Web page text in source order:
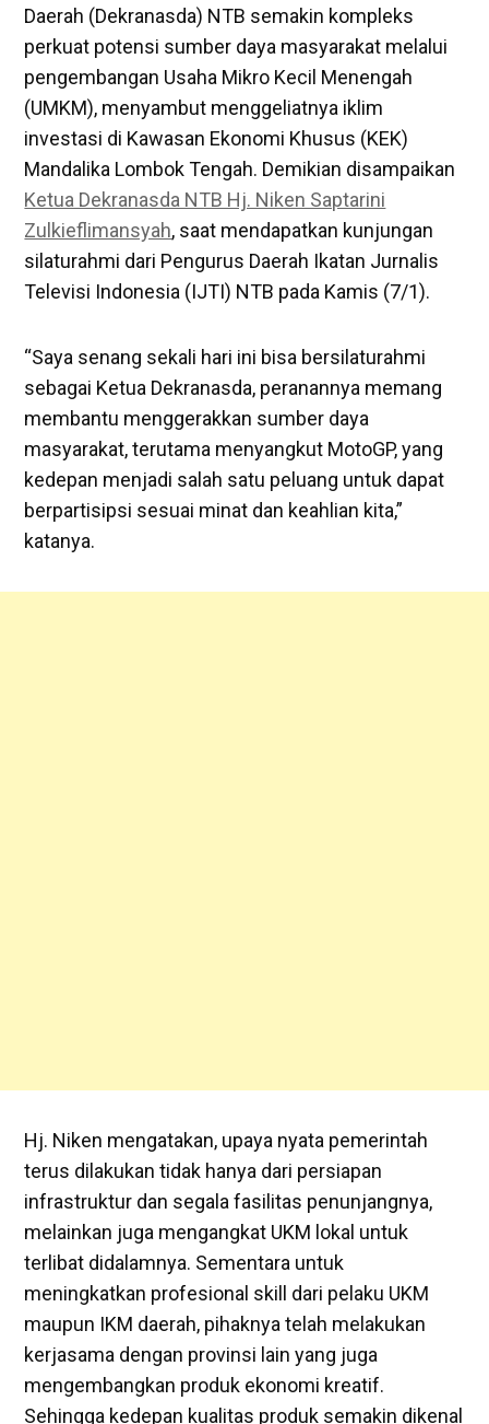
Daerah (Dekranasda) NTB semakin kompleks
perkuat potensi sumber daya masyarakat melalui
pengembangan Usaha Mikro Kecil Menengah
(UMKM), menyambut menggeliatnya iklim
investasi di Kawasan Ekonomi Khusus (KEK)
Mandalika Lombok Tengah. Demikian disampaikan
Ketua Dekranasda NTB Hj. Niken Saptarini
Zulkieflimansyah, saat mendapatkan kunjungan
silaturahmi dari Pengurus Daerah Ikatan Jurnalis
Televisi Indonesia (IJTI) NTB pada Kamis (7/1).
“Saya senang sekali hari ini bisa bersilaturahmi
sebagai Ketua Dekranasda, peranannya memang
membantu menggerakkan sumber daya
masyarakat, terutama menyangkut MotoGP, yang
kedepan menjadi salah satu peluang untuk dapat
berpartisipsi sesuai minat dan keahlian kita,”
katanya.
Hj. Niken mengatakan, upaya nyata pemerintah
terus dilakukan tidak hanya dari persiapan
infrastruktur dan segala fasilitas penunjangnya,
melainkan juga mengangkat UKM lokal untuk
terlibat didalamnya. Sementara untuk
meningkatkan profesional skill dari pelaku UKM
maupun IKM daerah, pihaknya telah melakukan
kerjasama dengan provinsi lain yang juga
mengembangkan produk ekonomi kreatif.
Sehingga kedepan kualitas produk semakin dikenal